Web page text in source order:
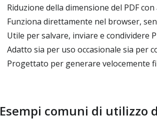
Riduzione della dimensione del PDF
Funziona direttamente nel browser,
Utile per salvare, inviare e condividere
Adatto sia per uso occasionale sia per
Progettato per generare velocemente
Esempi comuni di utilizzo